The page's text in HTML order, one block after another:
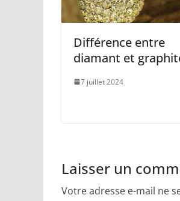
Différence entre
diamant et
7 juillet 2024
Laisser un
Votre adresse e-mail ne